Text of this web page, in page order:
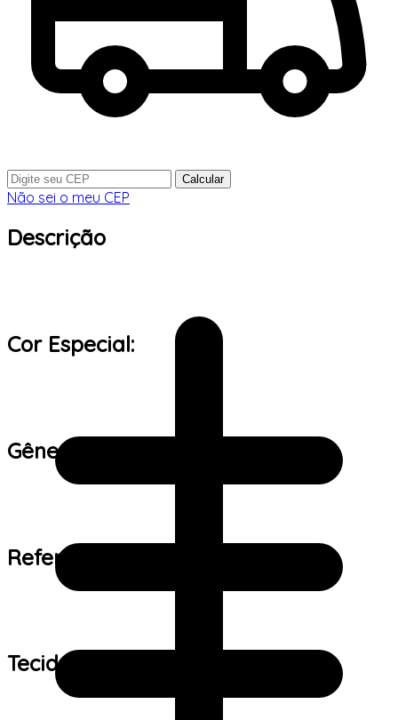
Calcular
Não sei o meu CEP
Descrição
Cor Especial:
Gênero:
Referência de tamanho:
Tecido: